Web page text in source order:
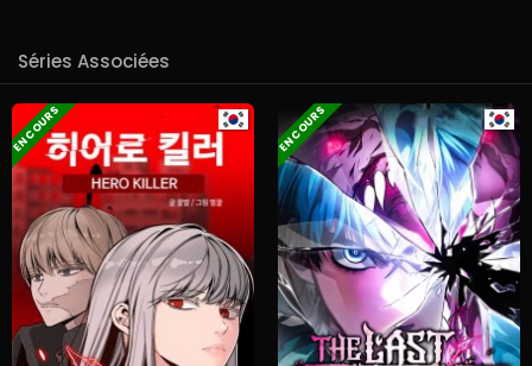
Séries Associées
EN COURS EN COURS